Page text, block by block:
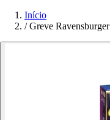
Início
/ Greve Ravensburger